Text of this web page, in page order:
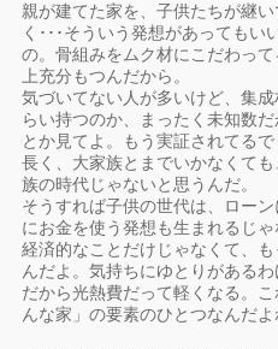
親が建てた家を、子供たちが継
く･･･そういう発想があってもい
の。骨組みをムク材にこだわっ
上充分もつんだから。
気づいてない人が多いけど、集
らい持つのか、まったく未知数
とか見てよ。もう実証されてる
長く、大家族とまでいかなくて
族の時代じゃないと思うんだ。
そうすれば子供の世代は、ロー
にお金を使う発想も生まれるじゃ
経済的なことだけじゃなくて、
んだよ。気持ちにゆとりがある
だから光熱費だって軽くなる。
んな家」の要素のひとつなんだよ